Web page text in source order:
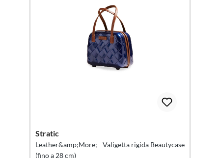
Stratic
Leather&amp;More; - Valigetta rigida Beautycase
(fino a 28 cm)